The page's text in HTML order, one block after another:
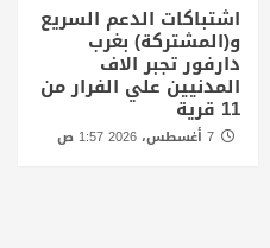
اشتباكات الدعم السريع
و(المشتركة) بغرب
دارفور تجبر الاف
المدنيين علي الفرار من
11 قرية
7 أغسطس، 2026 1:57 ص